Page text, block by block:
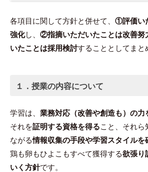
各項目に関して方針と併せて、 ①評価い
強化し、 ②指摘いただいたことは改善努
いたことは採用検討することとしてまと
１．授業の内容について
学習は、 業務対応（改善や創造も）の力
それを証明する資格を得ること、それら
ながる情報収集の手段や学習スタイルを
鶏も卵もひよこもすべて獲得する欲張り
いく方針です。